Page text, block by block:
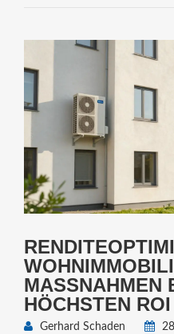
MASSNAHMEN
ÖCHSTEN ROI
Gerhard Schaden